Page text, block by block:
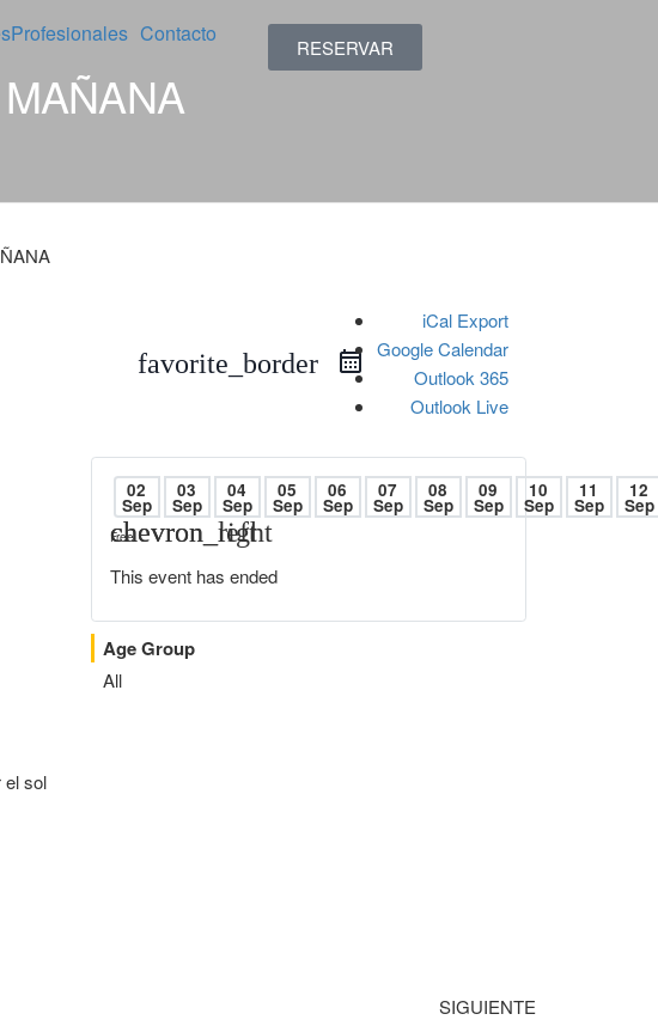
Profesionales Contacto
RESERVAR
favorite_border
iCal Export
Google Calendar
Outlook 365
Outlook Live
el sol
02
Sep
03
Sep
04
Sep
05
Sep
06
Sep
07
Sep
08
Sep
09
Sep
10
Sep
11
Sep
12
Sep
chevron_left
chevron_right
Free
This event has ended
Age Group
All
SIGUIENTE